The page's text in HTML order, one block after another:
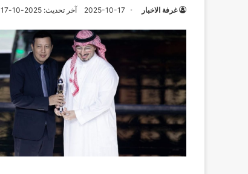
غرفة الاخبار 2025-10-17 آخر تحديث: 2025-10-17